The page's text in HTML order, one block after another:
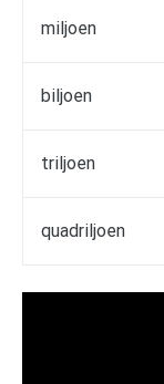
miljoen
biljoen
triljoen
quadriljoen